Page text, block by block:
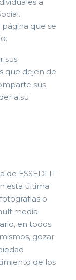
que se
sus
que dejen de
sus
a su
de ESSEDI IT
esta última
o
en todos
gozar
de los